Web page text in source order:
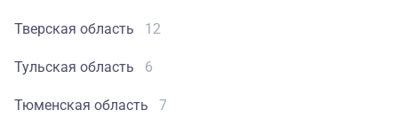
Тверская область 12
Тульская область 6
Тюменская область 7